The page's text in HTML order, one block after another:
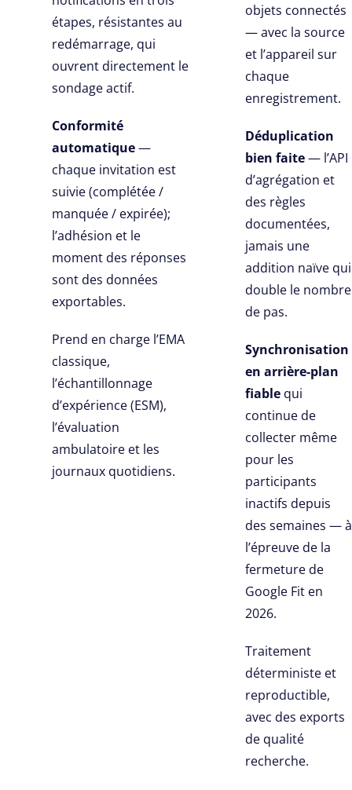
étapes, résistantes au
redémarrage, qui
ouvrent directement le
sondage actif.
Conformité
automatique—
chaque invitation est
suivie (complétée /
manquée / expirée);
l’adhésion et le
moment des réponses
sont des données
exportables.
Prend en charge l’EMA
classique,
l’échantillonnage
d’expérience (ESM),
l’évaluation
ambulatoire et les
journaux quotidiens.
objets connectés
— avec la source
et l’appareil sur
chaque
enregistrement.
Déduplication
bien faite— l’API
d’agrégation et
des règles
documentées,
jamais une
addition naïve qui
double le nombre
de pas.
Synchronisation
en arrière-plan
fiable qui
continue de
collecter même
pour les
participants
inactifs depuis
des semaines — à
l’épreuve de la
fermeture de
Google Fit en
2026.
Traitement
déterministe et
reproductible,
avec des exports
de qualité
recherche.